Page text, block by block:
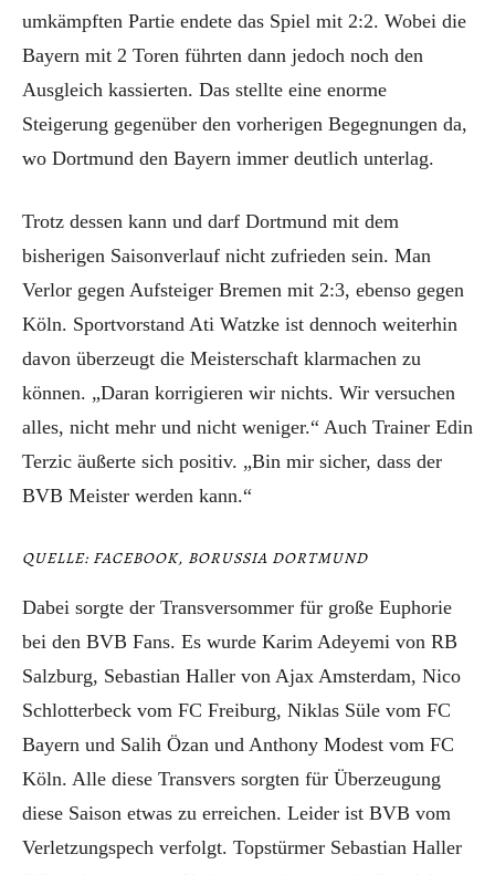
umkämpften Partie endete das Spiel mit 2:2. Wobei die
Bayern mit 2 Toren führten dann jedoch noch den
Ausgleich kassierten. Das stellte eine enorme
Steigerung gegenüber den vorherigen Begegnungen da,
wo Dortmund den Bayern immer deutlich unterlag.
Trotz dessen kann und darf Dortmund mit dem
bisherigen Saisonverlauf nicht zufrieden sein. Man
Verlor gegen Aufsteiger Bremen mit 2:3, ebenso gegen
Köln. Sportvorstand Ati Watzke ist dennoch weiterhin
davon überzeugt die Meisterschaft klarmachen zu
können. „Daran korrigieren wir nichts. Wir versuchen
alles, nicht mehr und nicht weniger.“ Auch Trainer Edin
Terzic äußerte sich positiv. „Bin mir sicher, dass der
BVB Meister werden kann.“
QUELLE: FACEBOOK, BORUSSIA DORTMUND
Dabei sorgte der Transversommer für große Euphorie
bei den BVB Fans. Es wurde Karim Adeyemi von RB
Salzburg, Sebastian Haller von Ajax Amsterdam, Nico
Schlotterbeck vom FC Freiburg, Niklas Süle vom FC
Bayern und Salih Özan und Anthony Modest vom FC
Köln. Alle diese Transvers sorgten für Überzeugung
diese Saison etwas zu erreichen. Leider ist BVB vom
Verletzungspech verfolgt. Topstürmer Sebastian Haller